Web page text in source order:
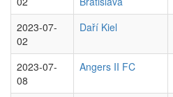
2023-07-
02
Daří Kiel
2023-07-
08
Angers II FC